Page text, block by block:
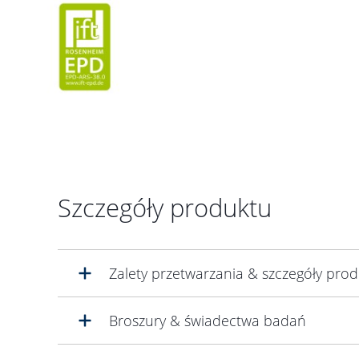
Szczegóły produktu
Zalety przetwarzania & szczegóły
Broszury & świadectwa badań